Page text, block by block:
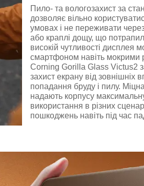
Пило- та вологозахист за
дозволяє вільно
умовах і не переживати
або краплі дощу, що
високій чутливості дисплея
смартфоном навіть мокрими
Corning Gorilla Glass Victus2
захист екрану від зовнішніх
попадання бруду і пилу.
надають корпусу
використання в різних
пошкоджень навіть під час